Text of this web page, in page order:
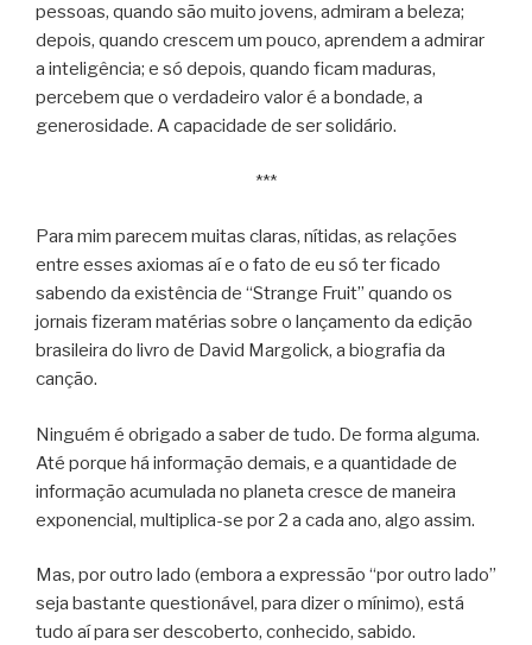
pessoas, quando são muito jovens, admiram a beleza;
depois, quando crescem um pouco, aprendem a admirar
a inteligência; e só depois, quando ficam maduras,
percebem que o verdadeiro valor é a bondade, a
generosidade. A capacidade de ser solidário.
***
Para mim parecem muitas claras, nítidas, as relações
entre esses axiomas aí e o fato de eu só ter ficado
sabendo da existência de “Strange Fruit” quando os
jornais fizeram matérias sobre o lançamento da edição
brasileira do livro de David Margolick, a biografia da
canção.
Ninguém é obrigado a saber de tudo. De forma alguma.
Até porque há informação demais, e a quantidade de
informação acumulada no planeta cresce de maneira
exponencial, multiplica-se por 2 a cada ano, algo assim.
Mas, por outro lado (embora a expressão “por outro lado”
seja bastante questionável, para dizer o mínimo), está
tudo aí para ser descoberto, conhecido, sabido.